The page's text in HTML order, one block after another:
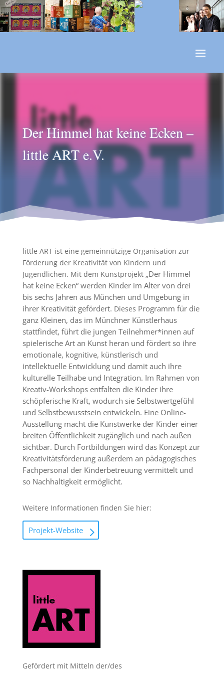
Der Himmel hat keine Ecken –
little ART e.V.
little ART ist eine gemeinnützige Organisation zur
Förderung der Kreativität von Kindern und
Jugendlichen. Mit dem Kunstprojekt „Der Himmel
hat keine Ecken“ werden Kinder im Alter von drei
bis sechs Jahren aus München und Umgebung in
ihrer Kreativität gefördert. Dieses Programm für die
ganz Kleinen, das im Münchner Künstlerhaus
stattfindet, führt die jungen Teilnehmer*innen auf
spielerische Art an Kunst heran und fördert so ihre
emotionale, kognitive, künstlerisch und
intellektuelle Entwicklung und damit auch ihre
kulturelle Teilhabe und Integration. Im Rahmen von
Kreativ-Workshops entfalten die Kinder ihre
schöpferische Kraft, wodurch sie Selbstwertgefühl
und Selbstbewusstsein entwickeln. Eine Online-
Ausstellung macht die Kunstwerke der Kinder einer
breiten Öffentlichkeit zugänglich und nach außen
sichtbar. Durch Fortbildungen wird das Konzept zur
Kreativitätsförderung außerdem an pädagogisches
Fachpersonal der Kinderbetreuung vermittelt und
so Nachhaltigkeit ermöglicht.
Weitere Informationen finden Sie hier:
Projekt-Website
Gefördert mit Mitteln der/des